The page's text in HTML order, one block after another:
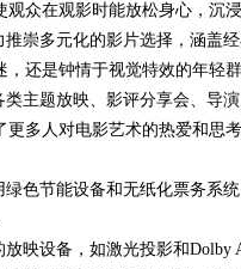
众在观影时能放松身心，沉
推崇多元化的影片选择，涵盖
还是钟情于视觉特效的年轻
类主题放映、影评分享会、导
多人对电影艺术的热爱和思
绿色节能设备和无纸化票务系
映设备，如激光投影和